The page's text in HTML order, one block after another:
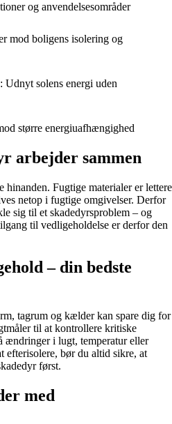
og anvendelsesområder
mod boligens isolering og
solens energi uden
større energiuafhængighed
arbejder sammen
Fugtige materialer er lettere
netop i fugtige omgivelser. Derfor
sig til et skadedyrsproblem – og
til vedligeholdelse er derfor den
– din bedste
tagrum og kælder kan spare dig for
til at kontrollere kritiske
i lugt, temperatur eller
efterisolere, bør du altid sikre, at
først.
med